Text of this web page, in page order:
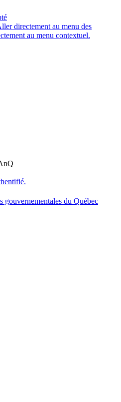
directement au menu des
au menu contextuel.
gouvernementales du Québec